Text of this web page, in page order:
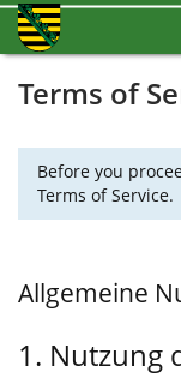
Terms of
Before you
Terms of Service.
Allgemeine
1. Nutzung